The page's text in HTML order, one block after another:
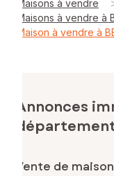
Maisons à vendre
Maisons à vendre à
Maison à vendre à
Annonces
Vente de